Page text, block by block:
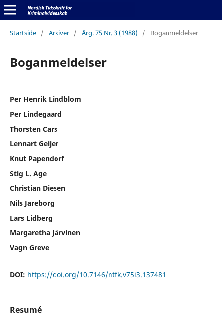
Startside / Arkiver / Årg. 75 Nr. 3 (1988) / Boganmeldelser
Boganmeldelser
Per Henrik Lindblom
Per Lindegaard
Thorsten Cars
Lennart Geijer
Knut Papendorf
Stig L. Age
Christian Diesen
Nils Jareborg
Lars Lidberg
Margaretha Järvinen
Vagn Greve
DOI: https://doi.org/10.7146/ntfk.v75i3.137481
Resumé